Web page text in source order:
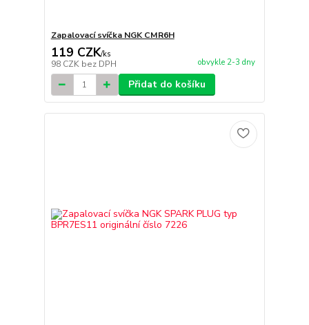
Zapalovací svíčka NGK CMR6H
119 CZK/ks
98 CZK bez DPH obvykle 2-3 dny
Přidat do košíku